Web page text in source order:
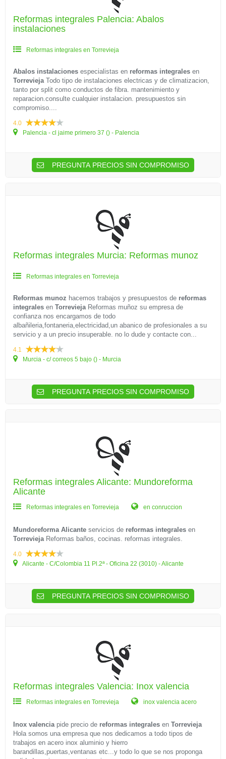
Reformas integrales Palencia: Abalos
instalaciones
Reformas integrales en Torrevieja
Abalos instalaciones especialistas en reformas integrales en
TorreviejaTodo tipo de instalaciones electricas y de climatizacion,
tanto por split como conductos de fibra. mantenimiento y
reparacion.consulte cualquier instalacion. presupuestos sin
compromiso....
4.0
Palencia - cl jaime primero 37 () - Palencia
PREGUNTA PRECIOS SIN COMPROMISO
Reformas integrales Murcia: Reformas munoz
Reformas integrales en Torrevieja
Reformas munoz hacemos trabajos y presupuestos de reformas
integrales en TorreviejaReformas muñoz su empresa de
confianza nos encargamos de todo
albañileria,fontaneria,electricidad,un abanico de profesionales a su
servicio y a un precio insuperable. no lo dude y contacte con...
4.1
Murcia - c/ correos 5 bajo () - Murcia
PREGUNTA PRECIOS SIN COMPROMISO
Reformas integrales Alicante: Mundoreforma
Alicante
Reformas integrales en Torrevieja en conruccion
Mundoreforma Alicante servicios de reformas integrales en
TorreviejaReformas baños, cocinas. reformas integrales.
4.0
Alicante - C/Colombia 11 Pl.2ª - Oficina 22 (3010) - Alicante
PREGUNTA PRECIOS SIN COMPROMISO
Reformas integrales Valencia: Inox valencia
Reformas integrales en Torrevieja inox valencia acero
Inox valenciapide precio de reformas integrales en Torrevieja
Hola somos una empresa que nos dedicamos a todo tipos de
trabajos en acero inox aluminio y hierro
barandillas,puertas,ventanas etc...y todo lo que se nos proponga